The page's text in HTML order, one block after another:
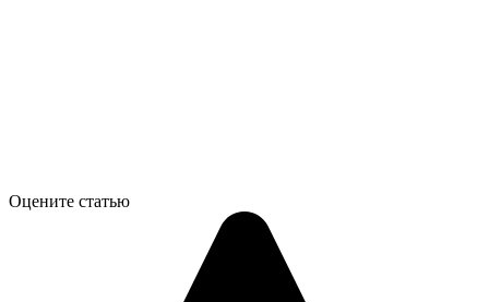
Оцените статью